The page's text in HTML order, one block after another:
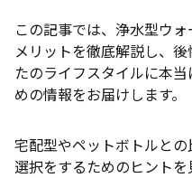
この記事では、浄水型ウ
メリットを徹底解説し、
たのライフスタイルに本
めの情報をお届けします。
宅配型やペットボトルと
選択をするためのヒントを